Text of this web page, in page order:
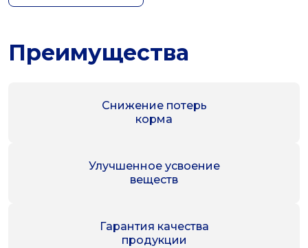
Преимущества
Снижение потерь
корма
Улучшенное усвоение
веществ
Гарантия качества
продукции